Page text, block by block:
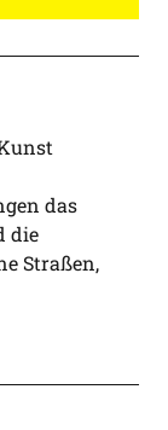
das
die
Straßen,